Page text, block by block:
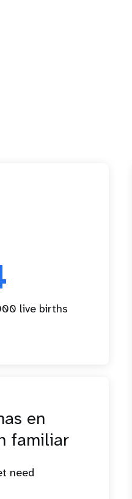
live births
en
familiar
need